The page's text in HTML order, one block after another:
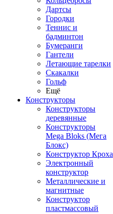
Дартсы
Городки
Теннис и
бадминтон
Бумеранги
Гантели
Летающие тарелки
Скакалки
Гольф
Ещё
Конструкторы
Конструкторы
деревянные
Конструкторы
Mega Bloks (Мега
Блокс)
Конструктор Кроха
Электронный
конструктор
Металлические и
магнитные
Конструктор
пластмассовый